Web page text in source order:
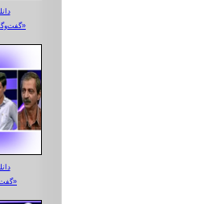
گفت‌وگو درباره «دوچرخه‌سواری کوهستان»
گفت‌وگو با قهرمانان «دوی کوهستان»